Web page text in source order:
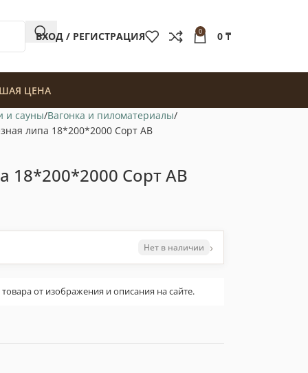
ВХОД / РЕГИСТРАЦИЯ 0 0 ₸
ЦЕНА
и сауны Вагонка и пиломатериалы
липа 18*200*2000 Сорт АВ
18*200*2000 Сорт АВ
Нет в наличии ›
от изображения и описания на сайте.